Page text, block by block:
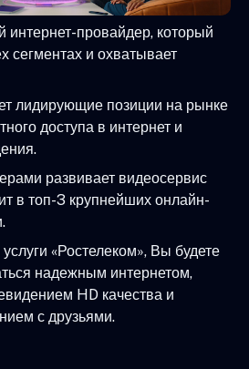
интернет-провайдер, который
сегментах и охватывает
лидирующие позиции на рынке
доступа в интернет и
развивает видеосервис
в топ-3 крупнейших онлайн-
«Ростелеком», Вы будете
надежным интернетом,
HD качества и
с друзьями.